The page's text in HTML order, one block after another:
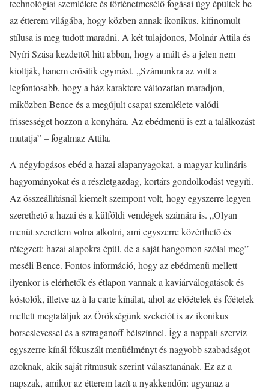
technológiai szemlélete és történetmesélő fogásai úgy épültek be
az étterem világába, hogy közben annak ikonikus, kifinomult
stílusa is meg tudott maradni. A két tulajdonos, Molnár Attila és
Nyíri Szása kezdettől hitt abban, hogy a múlt és a jelen nem
kioltják, hanem erősítik egymást. „Számunkra az volt a
legfontosabb, hogy a ház karaktere változatlan maradjon,
miközben Bence és a megújult csapat szemlélete valódi
frissességet hozzon a konyhára. Az ebédmenü is ezt a találkozást
mutatja” – fogalmaz Attila.
A négyfogásos ebéd a hazai alapanyagokat, a magyar kulináris
hagyományokat és a részletgazdag, kortárs gondolkodást vegyíti.
Az összeállításnál kiemelt szempont volt, hogy egyszerre legyen
szerethető a hazai és a külföldi vendégek számára is. „Olyan
menüt szerettem volna alkotni, ami egyszerre közérthető és
rétegzett: hazai alapokra épül, de a saját hangomon szólal meg” –
meséli Bence. Fontos információ, hogy az ebédmenü mellett
ilyenkor is elérhetők és étlapon vannak a kaviárválogatások és
kóstolók, illetve az à la carte kínálat, ahol az előételek és főételek
mellett megtaláljuk az Örökségünk szekciót is az ikonikus
borscslevessel és a sztraganoff bélszínnel. Így a nappali szerviz
egyszerre kínál fókuszált menüélményt és nagyobb szabadságot
azoknak, akik saját ritmusuk szerint választanának. Ez az a
napszak, amikor az étterem lazít a nyakkendőn: ugyanaz a